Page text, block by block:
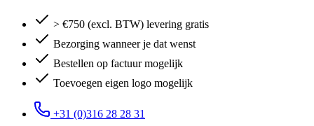
> €750 (excl. BTW) levering gratis
Bezorging wanneer je dat wenst
Bestellen op factuur mogelijk
Toevoegen eigen logo mogelijk
+31 (0)316 28 28 31